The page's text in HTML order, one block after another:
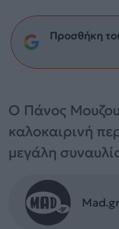
Προσθήκη
Ο Πάνος
καλοκαιρινή
μεγάλη
Mad.gr